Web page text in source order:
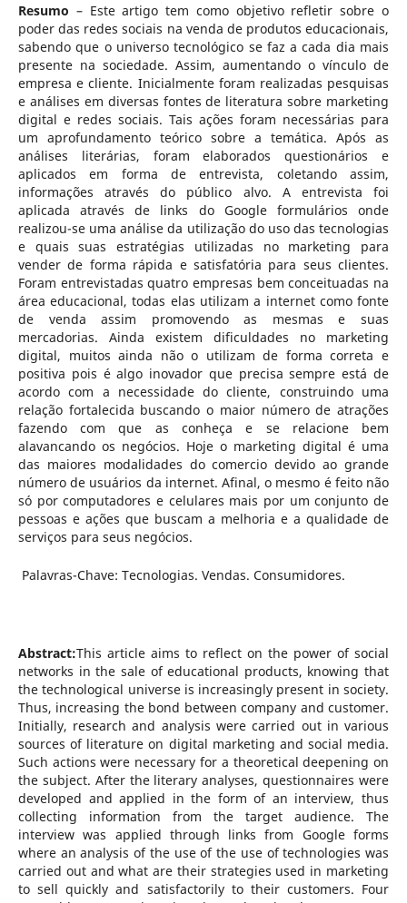
Resumo – Este artigo tem como objetivo refletir sobre o
poder das redes sociais na venda de produtos educacionais,
sabendo que o universo tecnológico se faz a cada dia mais
presente na sociedade. Assim, aumentando o vínculo de
empresa e cliente. Inicialmente foram realizadas pesquisas
e análises em diversas fontes de literatura sobre marketing
digital e redes sociais. Tais ações foram necessárias para
um aprofundamento teórico sobre a temática. Após as
análises literárias, foram elaborados questionários e
aplicados em forma de entrevista, coletando assim,
informações através do público alvo. A entrevista foi
aplicada através de links do Google formulários onde
realizou-se uma análise da utilização do uso das tecnologias
e quais suas estratégias utilizadas no marketing para
vender de forma rápida e satisfatória para seus clientes.
Foram entrevistadas quatro empresas bem conceituadas na
área educacional, todas elas utilizam a internet como fonte
de venda assim promovendo as mesmas e suas
mercadorias. Ainda existem dificuldades no marketing
digital, muitos ainda não o utilizam de forma correta e
positiva pois é algo inovador que precisa sempre está de
acordo com a necessidade do cliente, construindo uma
relação fortalecida buscando o maior número de atrações
fazendo com que as conheça e se relacione bem
alavancando os negócios. Hoje o marketing digital é uma
das maiores modalidades do comercio devido ao grande
número de usuários da internet. Afinal, o mesmo é feito não
só por computadores e celulares mais por um conjunto de
pessoas e ações que buscam a melhoria e a qualidade de
serviços para seus negócios.
Palavras-Chave: Tecnologias. Vendas. Consumidores.
Abstract:This article aims to reflect on the power of social
networks in the sale of educational products, knowing that
the technological universe is increasingly present in society.
Thus, increasing the bond between company and customer.
Initially, research and analysis were carried out in various
sources of literature on digital marketing and social media.
Such actions were necessary for a theoretical deepening on
the subject. After the literary analyses, questionnaires were
developed and applied in the form of an interview, thus
collecting information from the target audience. The
interview was applied through links from Google forms
where an analysis of the use of the use of technologies was
carried out and what are their strategies used in marketing
to sell quickly and satisfactorily to their customers. Four